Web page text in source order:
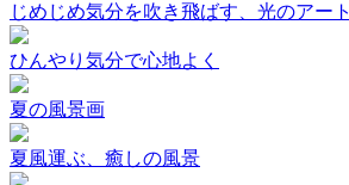
じめじめ気分を吹き飛ばす、光のアート
ひんやり気分で心地よく
夏の風景画
夏風運ぶ、癒しの風景